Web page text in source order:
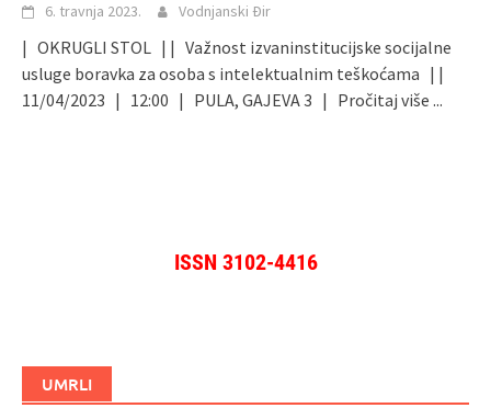
6. travnja 2023. Vodnjanski Đir
| OKRUGLI STOL | | Važnost izvaninstitucijske socijalne
usluge boravka za osoba s intelektualnim teškoćama | |
11/04/2023 | 12:00 | PULA, GAJEVA 3 | Pročitaj više ...
ISSN 3102-4416
UMRLI